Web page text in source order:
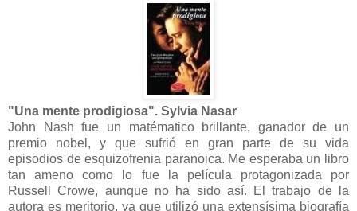
"Una mente prodigiosa". Sylvia Nasar
John Nash fue un matématico brillante, ganador de un
premio nobel, y que sufrió en gran parte de su vida
episodios de esquizofrenia paranoica. Me esperaba un libro
tan ameno como lo fue la película protagonizada por
Russell Crowe, aunque no ha sido así. El trabajo de la
autora es meritorio, ya que utilizó una extensísima biografía